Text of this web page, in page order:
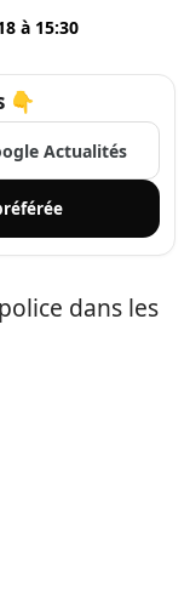
à 15:30
👇
Actualités
dans les